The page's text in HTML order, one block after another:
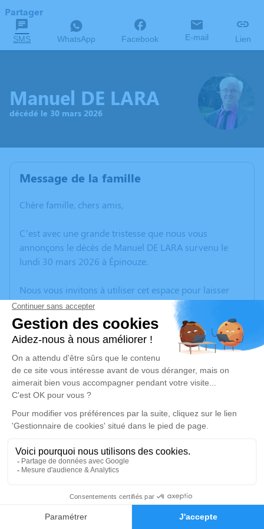
Faire-part Hommages
Partager
SMS WhatsApp Facebook E-mail Lien
Manuel DE LARA
décédé le 30 mars 2026
Message de la famille
Chère famille, chers amis,
C’est avec une grande tristesse que nous vous
annonçons le décès de Manuel DE LARA survenu le
lundi 30 mars 2026 à Épinouze.
Nous vous invitons à utiliser cet espace pour laisser
vos condoléances, partager des photos souvenirs, une
anecdote ou exprimer vos pensées à travers des
poèmes ou des textes. Cet endroit est un lieu
d'expression dédié à honorer la mémoire de Manuel
DE LARA.
Un service de plantation d’arbre hommage est
disponible ici.
Je rends hommage
Cérémonie
CENTRE FUNERAIRE BOUDRIER 31 Rue Lavoisier
38300 Bourgoin Jallieu